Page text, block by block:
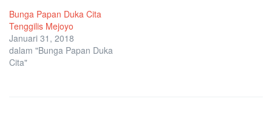
Bunga Papan Duka Cita
Tenggilis Mejoyo
Januari 31, 2018
dalam "Bunga Papan Duka
Cita"